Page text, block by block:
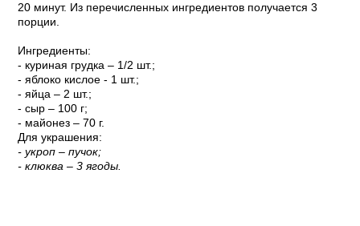
20 минут. Из перечисленных ингредиентов получается 3
порции.
Ингредиенты:
- куриная грудка – 1/2 шт.;
- яблоко кислое - 1 шт.;
- яйца – 2 шт.;
- сыр – 100 г;
- майонез – 70 г.
Для украшения:
- укроп – пучок;
- клюква – 3 ягоды.